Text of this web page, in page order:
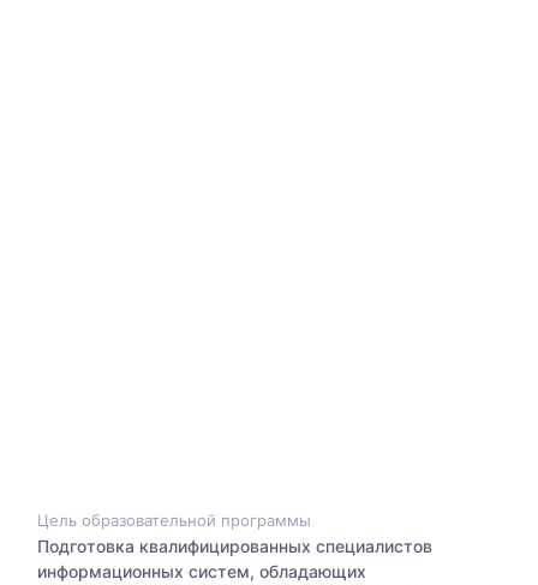
Цель образовательной программы
Подготовка квалифицированных специалистов
информационных систем, обладающих